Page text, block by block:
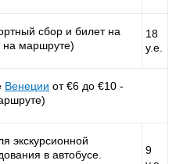
сбор и билет на
на маршруте)
18
у.е.
Венеции от €6 до €10 -
экскурсионной
в автобусе.
9